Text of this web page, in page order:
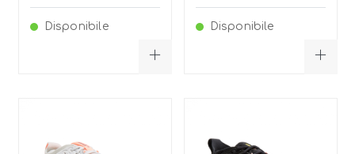
Disponibile Disponibile